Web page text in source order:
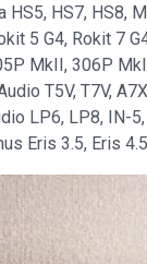
HS5, HS7, HS8,
5 G4, Rokit 7
MkII, 306P
T5V, T7V,
LP6, LP8, IN-
Eris 3.5, Eris